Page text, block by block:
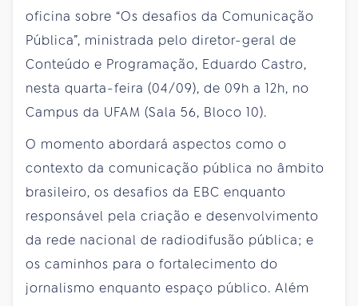
oficina sobre “Os desafios da Comunicação
Pública”, ministrada pelo diretor-geral de
Conteúdo e Programação, Eduardo Castro,
nesta quarta-feira (04/09), de 09h a 12h, no
Campus da UFAM (Sala 56, Bloco 10).
O momento abordará aspectos como o
contexto da comunicação pública no âmbito
brasileiro, os desafios da EBC enquanto
responsável pela criação e desenvolvimento
da rede nacional de radiodifusão pública; e
os caminhos para o fortalecimento do
jornalismo enquanto espaço público. Além